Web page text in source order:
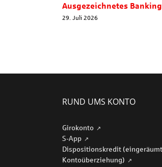
Ausgezeichnetes Banking
29. Juli 2026
RUND UMS KONTO
Girokonto
S-App
Dispositionskredit
Kontoüberziehung)